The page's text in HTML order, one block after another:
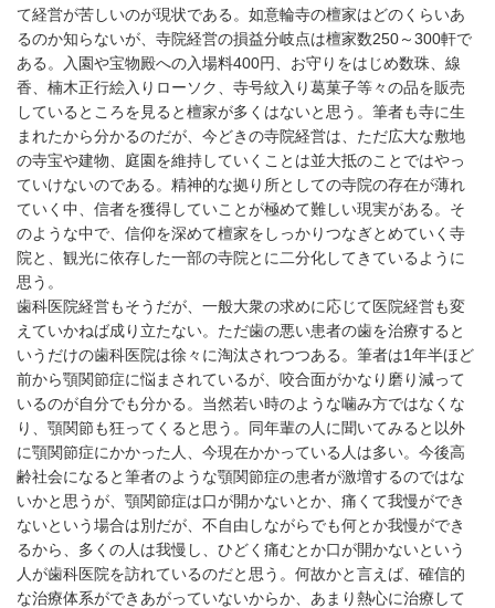
て経営が苦しいのが現状である。如意輪寺の檀家はどのくらいあ
るのか知らないが、寺院経営の損益分岐点は檀家数250～300軒で
ある。入園や宝物殿への入場料400円、お守りをはじめ数珠、線
香、楠木正行絵入りローソク、寺号紋入り葛菓子等々の品を販売
しているところを見ると檀家が多くはないと思う。筆者も寺に生
まれたから分かるのだが、今どきの寺院経営は、ただ広大な敷地
の寺宝や建物、庭園を維持していくことは並大抵のことではやっ
ていけないのである。精神的な拠り所としての寺院の存在が薄れ
ていく中、信者を獲得していことが極めて難しい現実がある。そ
のような中で、信仰を深めて檀家をしっかりつなぎとめていく寺
院と、観光に依存した一部の寺院とに二分化してきているように
思う。
歯科医院経営もそうだが、一般大衆の求めに応じて医院経営も変
えていかねば成り立たない。ただ歯の悪い患者の歯を治療すると
いうだけの歯科医院は徐々に淘汰されつつある。筆者は1年半ほど
前から顎関節症に悩まされているが、咬合面がかなり磨り減って
いるのが自分でも分かる。当然若い時のような噛み方ではなくな
り、顎関節も狂ってくると思う。同年輩の人に聞いてみると以外
に顎関節症にかかった人、今現在かかっている人は多い。今後高
齢社会になると筆者のような顎関節症の患者が激増するのではな
いかと思うが、顎関節症は口が開かないとか、痛くて我慢ができ
ないという場合は別だが、不自由しながらでも何とか我慢ができ
るから、多くの人は我慢し、ひどく痛むとか口が開かないという
人が歯科医院を訪れているのだと思う。何故かと言えば、確信的
な治療体系ができあがっていないからか、あまり熱心に治療して